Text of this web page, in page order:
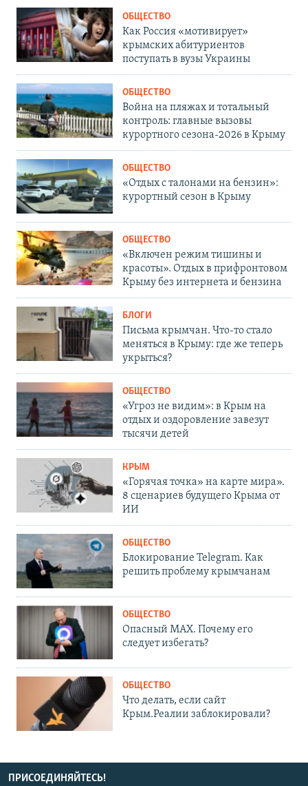
ОБЩЕСТВО
Как Россия «мотивирует»
крымских абитуриентов
поступать в вузы Украины
ОБЩЕСТВО
Война на пляжах и тотальный
контроль: главные вызовы
курортного сезона-2026 в Крыму
ОБЩЕСТВО
«Отдых с талонами на бензин»:
курортный сезон в Крыму
ОБЩЕСТВО
«Включен режим тишины и
красоты». Отдых в прифронтовом
Крыму без интернета и бензина
БЛОГИ
Письма крымчан. Что-то стало
меняться в Крыму: где же теперь
укрыться?
ОБЩЕСТВО
«Угроз не видим»: в Крым на
отдых и оздоровление завезут
тысячи детей
КРЫМ
«Горячая точка» на карте мира».
8 сценариев будущего Крыма от
ИИ
ОБЩЕСТВО
Блокирование Telegram. Как
решить проблему крымчанам
ОБЩЕСТВО
Опасный MAX. Почему его
следует избегать?
ОБЩЕСТВО
Что делать, если сайт
Крым.Реалии заблокировали?
ПРИСОЕДИНЯЙТЕСЬ!